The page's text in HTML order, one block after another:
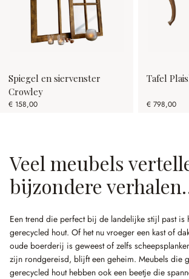
Spiegel en siervenster
Crowley
€ 158,00
Tafel
€ 798,00
Veel meubels
bijzondere
Een trend die perfect bij de landelijke stijl past is
gerecycled hout. Of het nu vroeger een kast of
oude boerderij is geweest of zelfs
zijn rondgereisd, blijft een geheim. Meubels die
gerecycled hout hebben ook een beetje die